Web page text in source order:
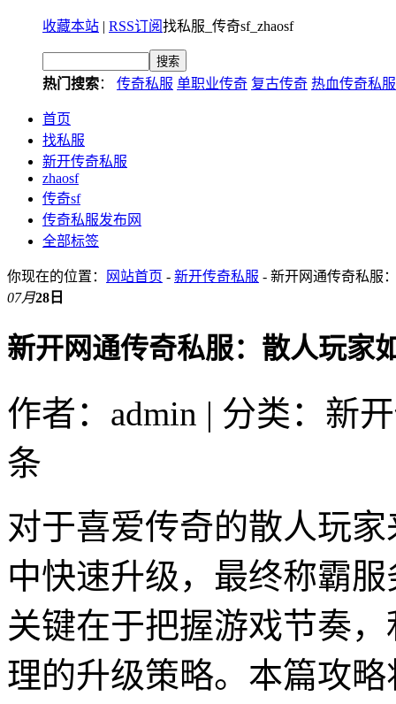
收藏本站 | RSS订阅找私服_传奇sf_zhaosf
热门搜索： 传奇私服 单职业传奇 复古传奇 热血传奇私服
首页
找私服
新开传奇私服
zhaosf
传奇sf
传奇私服发布网
全部标签
你现在的位置： 网站首页 - 新开传奇私服 - 新开网通传奇私服
07月28日
新开网通传奇私服：散人玩家
作者：admin | 分类：新
条
对于喜爱传奇的散人玩
中快速升级，最终称霸
关键在于把握游戏节奏
理的升级策略。本篇攻